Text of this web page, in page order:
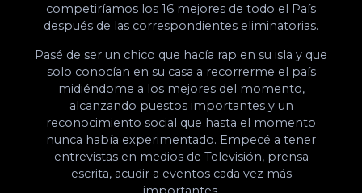
competiríamos los 16 mejores de todo el País
después de las correspondientes eliminatorias.
Pasé de ser un chico que hacía rap en su isla y que
solo conocían en su casa a recorrerme el país
midiéndome a los mejores del momento,
alcanzando puestos importantes y un
reconocimiento social que hasta el momento
nunca había experimentado. Empecé a tener
entrevistas en medios de Televisión, prensa
escrita, acudir a eventos cada vez más